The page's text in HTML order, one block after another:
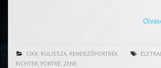
CIKK KULISSZA RENDEZŐPORTRÉK
RICHTER PORTRÉ ZENE